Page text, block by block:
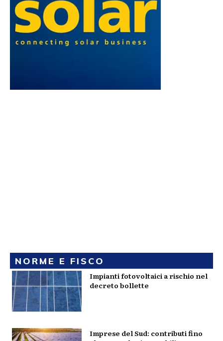
NORME E FISCO
Impianti fotovoltaici a rischio nel
decreto bollette
Imprese del Sud: contributi fino